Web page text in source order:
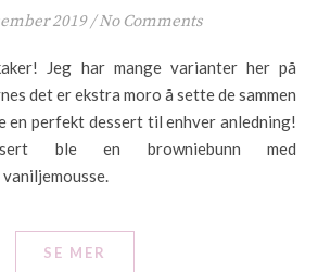
2019 /No Comments
det er ekstra moro å sette de sammen
en perfekt dessert til enhver anledning!
ble en browniebunn med
SE MER